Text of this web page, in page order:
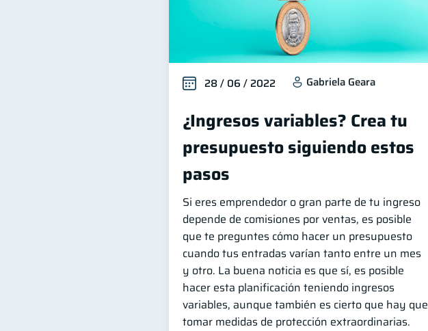
28 / 06 / 2022 Gabriela Geara
¿Ingresos variables? Crea tu
presupuesto siguiendo estos
pasos
Si eres emprendedor o gran parte de tu ingreso
depende de comisiones por ventas, es posible
que te preguntes cómo hacer un presupuesto
cuando tus entradas varían tanto entre un mes
y otro. La buena noticia es que sí, es posible
hacer esta planificación teniendo ingresos
variables, aunque también es cierto que hay que
tomar medidas de protección extraordinarias.